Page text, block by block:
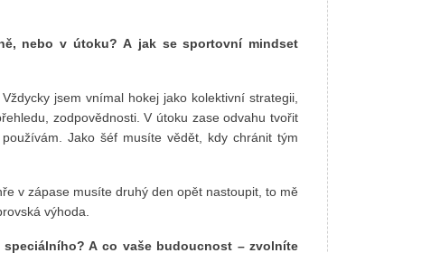
nebo v útoku? A jak se sportovní mindset
jsem vnímal hokej jako kolektivní strategii,
zodpovědnosti. V útoku zase odvahu tvořit
Jako šéf musíte vědět, kdy chránit tým
v zápase musíte druhý den opět nastoupit, to mě
výhoda.
A co vaše budoucnost – zvolníte